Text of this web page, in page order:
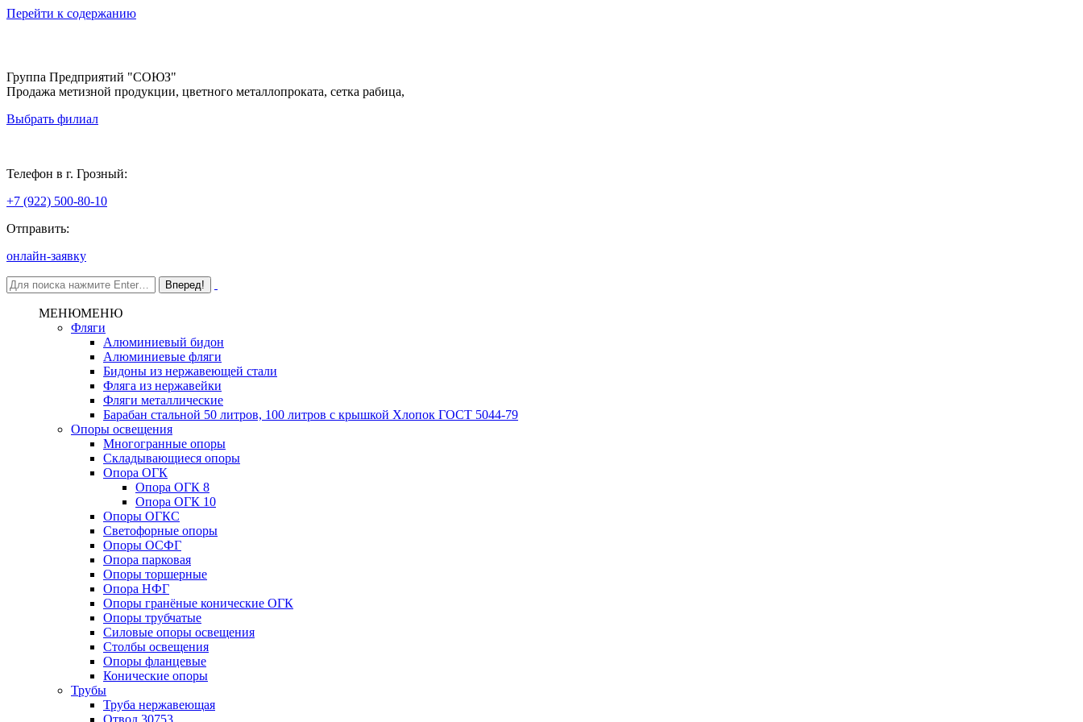
Перейти к содержанию
Группа Предприятий "СОЮЗ"
Продажа метизной продукции, цветного металлопроката, сетка рабица,
Выбрать филиал
Телефон в г. Грозный:
+7 (922) 500-80-10
Отправить:
онлайн-заявку
МЕНЮМЕНЮ
Фляги
Алюминиевый бидон
Алюминиевые фляги
Бидоны из нержавеющей стали
Фляга из нержавейки
Фляги металлические
Барабан стальной 50 литров, 100 литров с крышкой Хлопок ГОСТ 5044-79
Опоры освещения
Многогранные опоры
Складывающиеся опоры
Опора ОГК
Опора ОГК 8
Опора ОГК 10
Опоры ОГКС
Светофорные опоры
Опоры ОСФГ
Опора парковая
Опоры торшерные
Опора НФГ
Опоры гранёные конические ОГК
Опоры трубчатые
Силовые опоры освещения
Столбы освещения
Опоры фланцевые
Конические опоры
Трубы
Труба нержавеющая
Отвод 30753